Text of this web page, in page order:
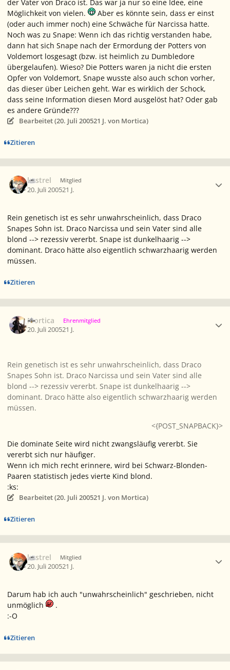
der Vater von Draco ist. Das war ja nur so eine Idee, eine
Möglichkeit von vielen.
Aber es könnte sein, dass er einst
(oder auch immer noch) eine Schwäche für Narcissa hatte.
Noch was zu Snape: Wenn ich das richtig verstanden habe,
dann hat sich Snape nach der Ermordung der Potters von
Voldemort losgesagt (bzw. ist heimlich zu Dumbledore
übergelaufen). Wieso? Die Potters waren ja nicht die ersten
Opfer von Voldemort, Snape wusste also auch schon vorher,
das dieser über Leichen geht. War es wirklich der Schock,
dass seine Information diesen Mord ausgelöst hat? Oder gab
es andere Gründe???
Bearbeitet (20. Juli 200521 J. von Mortica)
Zitieren
kestrel Mitglied
20. Juli 200521 J.
Rein genetisch ist es sehr unwahrscheinlich, dass Draco
Snapes Sohn ist. Draco Narcissa und sein Vater sind alle
blond --> rezessiv vererbt. Snape ist dunkelhaarig -->
dominant. Draco hätte also eigentlich schwarzhaarig werden
müssen.
Zitieren
Mortica Ehrenmitglied
20. Juli 200521 J.
Rein genetisch ist es sehr unwahrscheinlich, dass Draco
Snapes Sohn ist. Draco Narcissa und sein Vater sind alle
blond --> rezessiv vererbt. Snape ist dunkelhaarig -->
dominant. Draco hätte also eigentlich schwarzhaarig werden
müssen.
<{POST_SNAPBACK}>
Die dominate Seite wird nicht zwangsläufig vererbt. Sie
vererbt sich nur häufiger.
Wenn ich mich recht erinnere, wird bei Schwarz-Blonden-
Paaren statistisch jedes vierte Kind blond.
:ks:
Bearbeitet (20. Juli 200521 J. von Mortica)
Zitieren
kestrel Mitglied
20. Juli 200521 J.
Darum hab ich auch "unwahrscheinlich" geschrieben, nicht
unmöglich
.
:-O
Zitieren